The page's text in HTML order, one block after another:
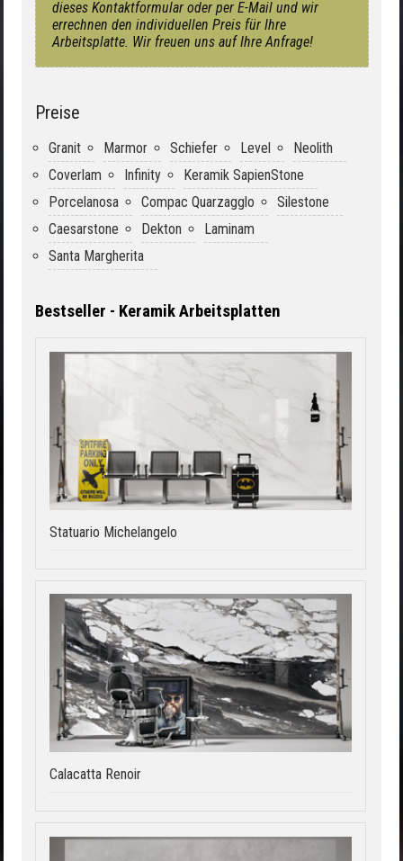
dieses Kontaktformular oder per E-Mail und wir
errechnen den individuellen Preis für Ihre
Arbeitsplatte. Wir freuen uns auf Ihre Anfrage!
Preise
Granit Marmor Schiefer Level
Neolith
Coverlam
Infinity
Keramik SapienStone
Porcelanosa
Compac Quarzagglo
Silestone
Caesarstone
Dekton
Laminam
Santa Margherita
Bestseller - Keramik Arbeitsplatten
Statuario Michelangelo
Calacatta Renoir